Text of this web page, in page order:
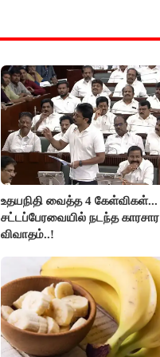
உதயநிதி வைத்த 4 கேள்விகள்...
சட்டப்பேரவையில் நடந்த காரசார
விவாதம்..!